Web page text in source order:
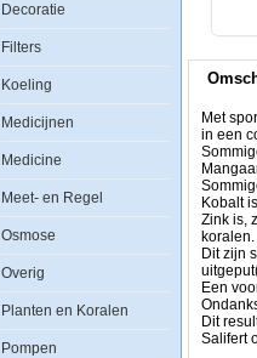
Decoratie
Filters
Koeling
Medicijnen
Medicine
Meet- en Regel
Osmose
Overig
Planten en Koralen
Pompen
bedoelen
elementen
aanwezig
zijn
natuurlijk
zeewater
een
lager
dan
ca.
mg
Met
in een
Kobalt
Zink is,
koralen.
Dit zijn
Een
Dit
Salifert